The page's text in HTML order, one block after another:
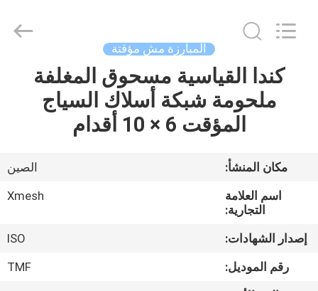
الصفحة
الرئيسية
معلومات
جولة
المبارزة مش مؤقتة
كندا القياسية مسحوق المغلفة
ملحومة شبكة أسلاك السياج
المؤقت 6 × 10 أقدام
مكان المنشأ:
الصين
اسم العلامة
التجارية:
Xmesh
إصدار الشهادات:
ISO
رقم الموديل:
TMF